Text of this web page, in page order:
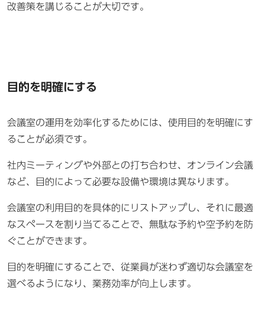
改善策を講じることが大切です。
目的を明確にする
会議室の運用を効率化するためには、使用目的を明確にす
ることが必須です。
社内ミーティングや外部との打ち合わせ、オンライン会議
など、目的によって必要な設備や環境は異なります。
会議室の利用目的を具体的にリストアップし、それに最適
なスペースを割り当てることで、無駄な予約や空予約を防
ぐことができます。
目的を明確にすることで、従業員が迷わず適切な会議室を
選べるようになり、業務効率が向上します。